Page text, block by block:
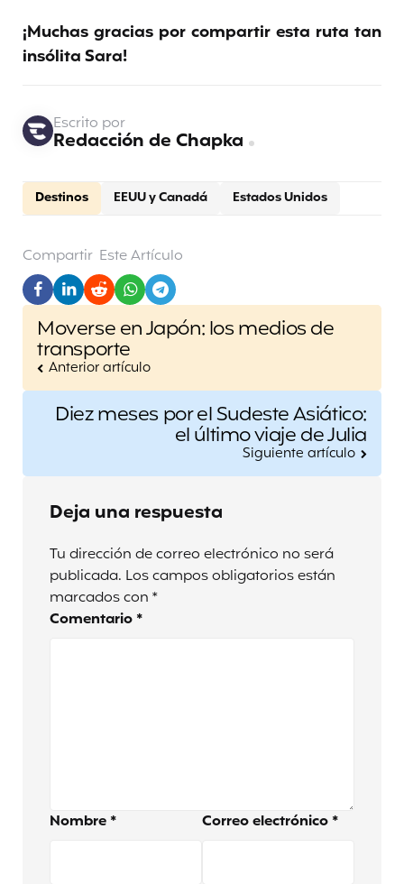
¡Muchas gracias por compartir esta ruta tan
insólita Sara!
Destinos EEUU y Canadá Estados Unidos
Escrito por
Redacción de Chapka
Compartir Este Artículo
Post
navigation
Moverse en Japón: los medios de
transporte
Anterior artículo
Diez meses por el Sudeste Asiático:
el último viaje de Julia
Siguiente artículo
Deja una respuesta
Tu dirección de correo electrónico no será
publicada. Los campos obligatorios están
marcados con *
Comentario *
Nombre * Correo electrónico *